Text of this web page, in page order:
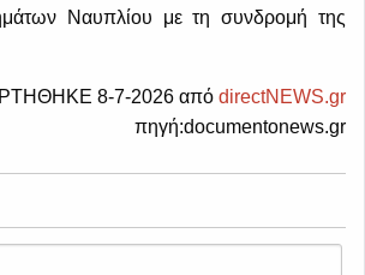
Ναυπλίου με τη συνδρομή της
8-7-2026 από directNEWS.gr
πηγή:documentonews.gr